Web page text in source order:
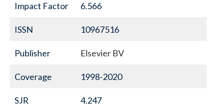
Impact Factor 6.566
ISSN 10967516
Publisher Elsevier BV
Coverage 1998-2020
SJR 4.247